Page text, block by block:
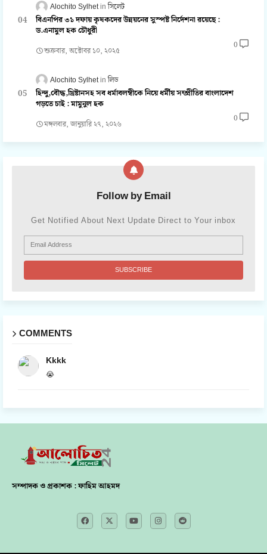
Alochito Sylhet সিলেট
বিএনপির ৩১ দফায় কৃষকদের উন্নয়নের সুস্পষ্ট নির্দেশনা রয়েছে :
ড.এনামুল হক চৌধুরী
শুক্রবার, অক্টোবর ১০, ২০২৫
0
Alochito Sylhet লিড
হিন্দু,বৌদ্ধ,খ্রিষ্টানসহ সব ধর্মাবলম্বীকে নিয়ে ধর্মীয় সম্প্রীতির বাংলাদেশ
গড়তে চাই : মামুনুল হক
মঙ্গলবার, জানুয়ারি ২৭, ২০২৬
0
Follow by Email
Get Notified About Next Update Direct to Your inbox
COMMENTS
Kkkk
😭
সম্পাদক ও প্রকাশক : ফাহিম আহমদ